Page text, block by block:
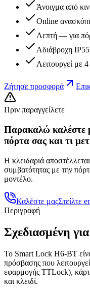
Άνοιγμα από
Online
Λεπτή — για
Αδιάβροχη IP55
Λειτουργεί με
Ζήτησε προσφορά
Πριν παραγγείλετε
Παρακαλώ καλέστε
πόρτα σας και τι
Η κλειδαριά
συμβατότητας με την
μοντέλο.
Καλέστε μαςΣτείλτε
Περιγραφή
Σχεδιασμένη
Το Smart Lock H6-BT
πρόσβασης που
εφαρμογής TTLock),
και κλειδί.